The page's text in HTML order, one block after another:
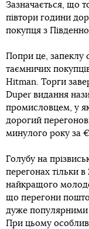
Зазначається, що
півтори години
покупця з
Попри це, запеклу
таємничих
Hitman. Торги
Duper видання
промисловцем, у
дорогий
минулого року за
Голубу на
перегонах тільки
найкращого
що перегони
дуже популярними
При цьому